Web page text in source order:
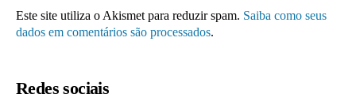
Este site utiliza o Akismet para reduzir spam. Saiba como seus
dados em comentários são processados.
Redes sociais